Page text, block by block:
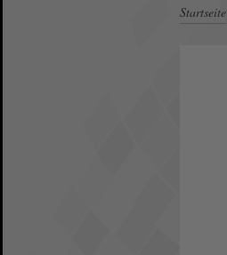
Startseite